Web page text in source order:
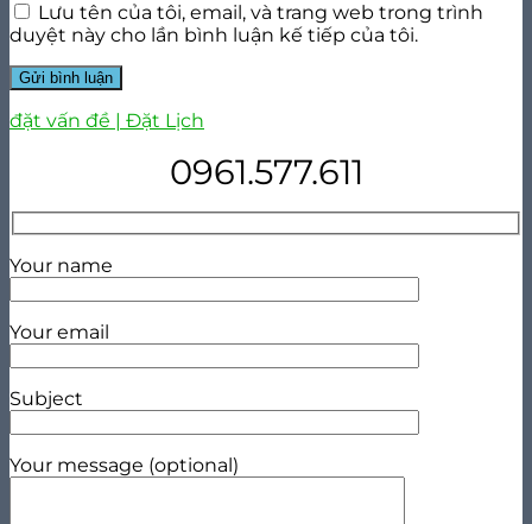
Lưu tên của tôi, email, và trang web trong trình
duyệt này cho lần bình luận kế tiếp của tôi.
đặt vấn đề | Đặt Lịch
0961.577.611
Your name
Your email
Subject
Your message (optional)